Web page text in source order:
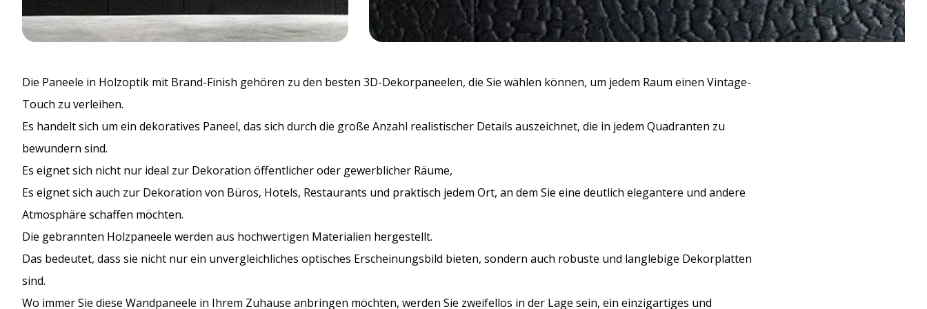
Die Paneele in Holzoptik mit Brand-Finish gehören zu den besten 3D-Dekorpaneelen, die Sie wählen können, um jedem Raum einen Vintage-
Touch zu verleihen.
Es handelt sich um ein dekoratives Paneel, das sich durch die große Anzahl realistischer Details auszeichnet, die in jedem Quadranten zu
bewundern sind.
Es eignet sich nicht nur ideal zur Dekoration öffentlicher oder gewerblicher Räume,
Es eignet sich auch zur Dekoration von Büros, Hotels, Restaurants und praktisch jedem Ort, an dem Sie eine deutlich elegantere und andere
Atmosphäre schaffen möchten.
Die gebrannten Holzpaneele werden aus hochwertigen Materialien hergestellt.
Das bedeutet, dass sie nicht nur ein unvergleichliches optisches Erscheinungsbild bieten, sondern auch robuste und langlebige Dekorplatten
sind.
Wo immer Sie diese Wandpaneele in Ihrem Zuhause anbringen möchten, werden Sie zweifellos in der Lage sein, ein einzigartiges und